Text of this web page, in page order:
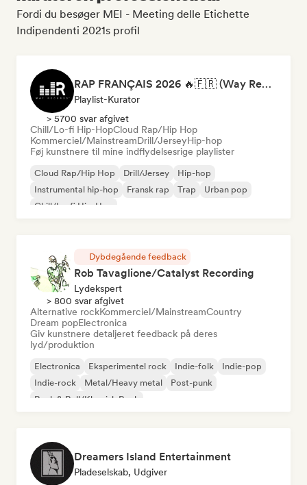
Fordi du besøger MEI - Meeting delle Etichette
Indipendenti 2021s profil
RAP FRANÇAIS 2026 🔥🇫🇷 (Way Records)
Playlist-Kurator
> 5700 svar afgivet
Chill/Lo-fi Hip-HopCloud Rap/Hip Hop
Kommerciel/MainstreamDrill/JerseyHip-hop
Føj kunstnere til mine indflydelsesrige playlister
Cloud Rap/Hip Hop Drill/Jersey
Hip-hop
Instrumental hip-hop
Fransk rap Trap
Urban pop
Chill/Lo-fi Hip-Hop
Dybdegående feedback
Rob Tavaglione/Catalyst Recording
Lydekspert
> 800 svar afgivet
Alternative rockKommerciel/MainstreamCountry
Dream popElectronica
Giv kunstnere detaljeret feedback på deres
lyd/produktion
Electronica Eksperimentel rock Indie-folk
Indie-pop
Indie-rock
Metal/Heavy metal
Post-punk
Rock & Roll/Klassisk Rock
Dreamers Island Entertainment
Pladeselskab, Udgiver